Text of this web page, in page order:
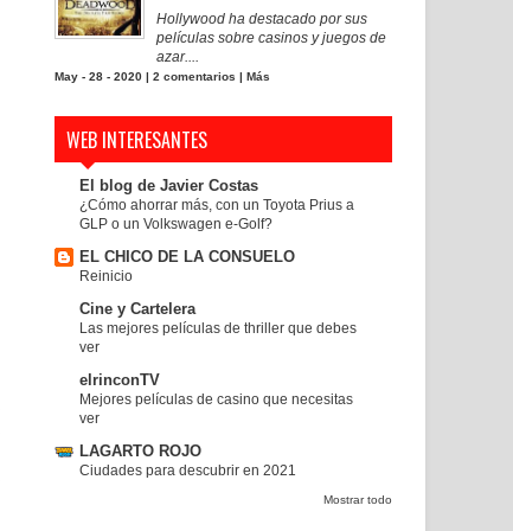
Hollywood ha destacado por sus
películas sobre casinos y juegos de
azar....
May - 28 - 2020 | 2 comentarios | Más
WEB INTERESANTES
El blog de Javier Costas
¿Cómo ahorrar más, con un Toyota Prius a
GLP o un Volkswagen e-Golf?
EL CHICO DE LA CONSUELO
Reinicio
Cine y Cartelera
Las mejores películas de thriller que debes
ver
elrinconTV
Mejores películas de casino que necesitas
ver
LAGARTO ROJO
Ciudades para descubrir en 2021
Mostrar todo